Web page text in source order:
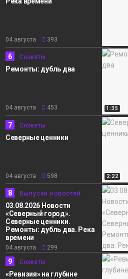
04 августа 393
1:35
6 Сюжеты
Ремонты: дубль два
04 августа 453
2:22
7 Сюжеты
Северные ценники
04 августа 598
8 Выпуски новостей
03.08.2026 Новости
«Северный город».
Северные ценники.
Ремонты: дубль два. Река
времени
04 августа 299
9 Сюжеты
«Ревизия» на глубине